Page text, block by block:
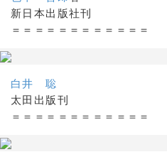
新日本出版社刊
＝＝＝＝＝＝＝＝＝＝＝＝
白井 聡
太田出版刊
＝＝＝＝＝＝＝＝＝＝＝＝